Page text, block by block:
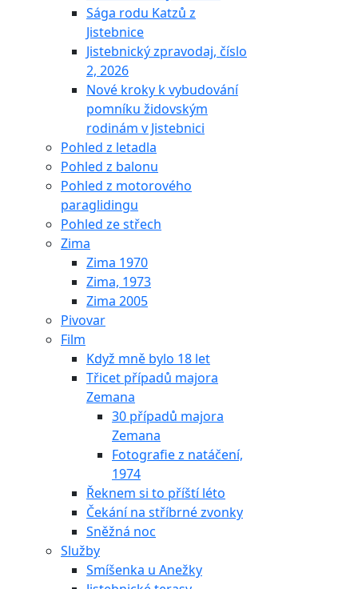
Sága rodu Katzů z
Jistebnice
Jistebnický zpravodaj, číslo
2, 2026
Nové kroky k vybudování
pomníku židovským
rodinám v Jistebnici
Pohled z letadla
Pohled z balonu
Pohled z motorového
paraglidingu
Pohled ze střech
Zima
Zima 1970
Zima, 1973
Zima 2005
Pivovar
Film
Když mně bylo 18 let
Třicet případů majora
Zemana
30 případů majora
Zemana
Fotografie z natáčení,
1974
Řeknem si to příští léto
Čekání na stříbrné zvonky
Sněžná noc
Služby
Smíšenka u Anežky